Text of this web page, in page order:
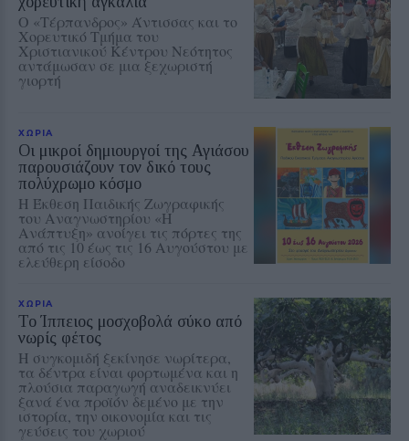
Ο «Τέρπανδρος» Άντισσας και το
Χορευτικό Τμήμα του
Χριστιανικού Κέντρου Νεότητος
αντάμωσαν σε μια ξεχωριστή
γιορτή
ΧΩΡΙΑ
Οι μικροί δημιουργοί της Αγιάσου
παρουσιάζουν τον δικό τους
πολύχρωμο κόσμο
Η Έκθεση Παιδικής Ζωγραφικής
του Αναγνωστηρίου «Η
Ανάπτυξη» ανοίγει τις πόρτες της
από τις 10 έως τις 16 Αυγούστου με
ελεύθερη είσοδο
ΧΩΡΙΑ
Το Ίππειος μοσχοβολά σύκο από
νωρίς φέτος
Η συγκομιδή ξεκίνησε νωρίτερα,
τα δέντρα είναι φορτωμένα και η
πλούσια παραγωγή αναδεικνύει
ξανά ένα προϊόν δεμένο με την
ιστορία, την οικονομία και τις
γεύσεις του χωριού